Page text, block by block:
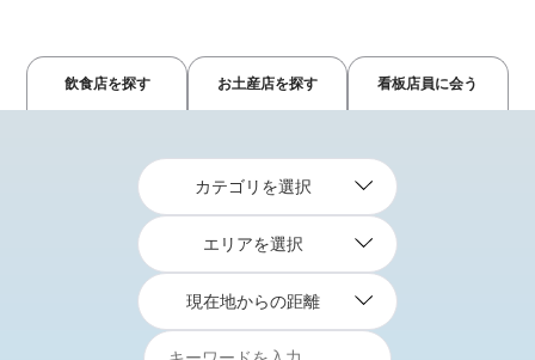
飲食店を探す お土産店を探す 看板店員に会う
カテゴリを選択
エリアを選択
現在地からの距離